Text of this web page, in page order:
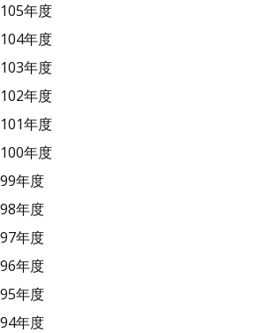
105年度
104年度
103年度
102年度
101年度
100年度
99年度
98年度
97年度
96年度
95年度
94年度